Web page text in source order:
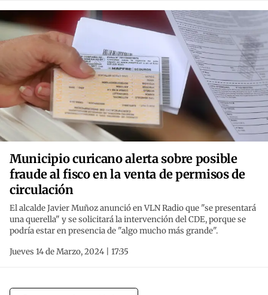
Municipio curicano alerta sobre posible
fraude al fisco en la venta de permisos de
circulación
El alcalde Javier Muñoz anunció en VLN Radio que "se presentará
una querella" y se solicitará la intervención del CDE, porque se
podría estar en presencia de "algo mucho más grande".
Jueves 14 de Marzo, 2024 | 17:35